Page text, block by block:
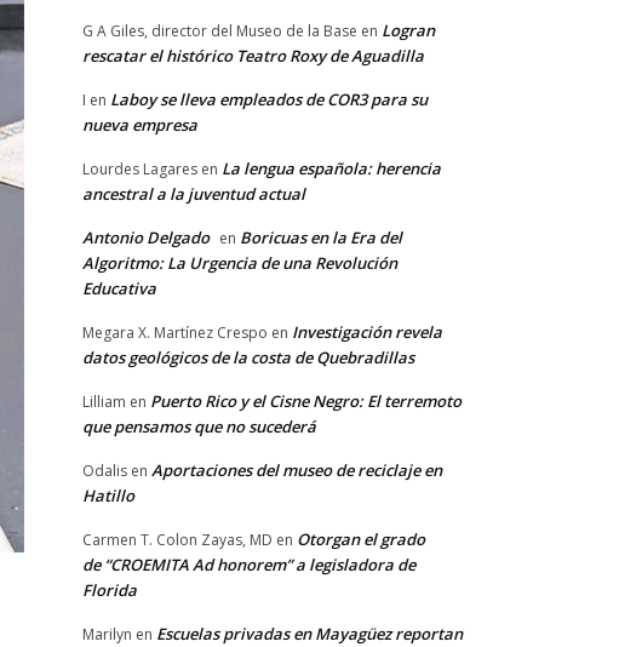
G A Giles, director del Museo de la Base en Logran
rescatar el histórico Teatro Roxy de Aguadilla
I en Laboy se lleva empleados de COR3 para su
nueva empresa
Lourdes Lagares en La lengua española: herencia
ancestral a la juventud actual
Antonio Delgado en Boricuas en la Era del
Algoritmo: La Urgencia de una Revolución
Educativa
Megara X. Martínez Crespo en Investigación revela
datos geológicos de la costa de Quebradillas
Lilliam en Puerto Rico y el Cisne Negro: El terremoto
que pensamos que no sucederá
Odalis en Aportaciones del museo de reciclaje en
Hatillo
Carmen T. Colon Zayas, MD en Otorgan el grado
de “CROEMITA Ad honorem” a legisladora de
Florida
Marilyn en Escuelas privadas en Mayagüez reportan